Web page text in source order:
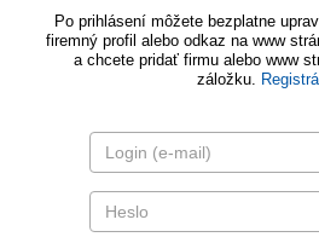
Po prihlásení môžete bezplatne
firemný profil alebo odkaz na www
a chcete pridať firmu alebo www
záložku.